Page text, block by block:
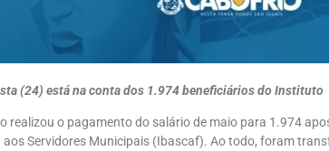
(24) está na conta dos 1.974 beneficiários do Instituto
realizou o pagamento do salário de maio para 1.974
aos Servidores Municipais (Ibascaf). Ao todo, foram